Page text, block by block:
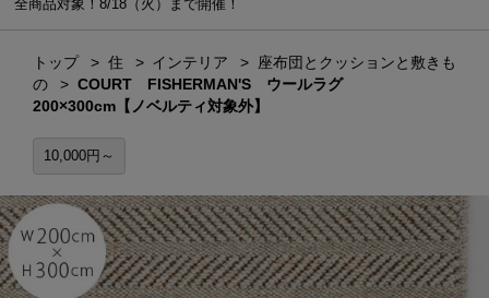
全商品対象！8/18（火）まで開催！
トップ 住 インテリア
座布団とクッションと敷きも
の
COURT FISHERMAN'S ウールラグ
200×300cm【ノベルティ対象外】
10,000円～